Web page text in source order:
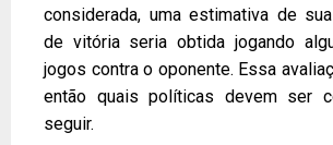
considerada, uma estimativa de
de vitória seria obtida jogando
jogos contra o oponente. Essa
então quais políticas devem ser
seguir.